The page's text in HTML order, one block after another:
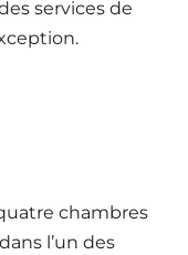
services de
chambres
l’un des